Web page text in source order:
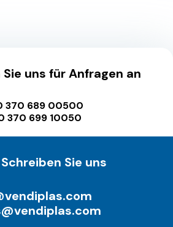
Sie uns für Anfragen an
370 689 00500
370 699 10050
Schreiben Sie uns